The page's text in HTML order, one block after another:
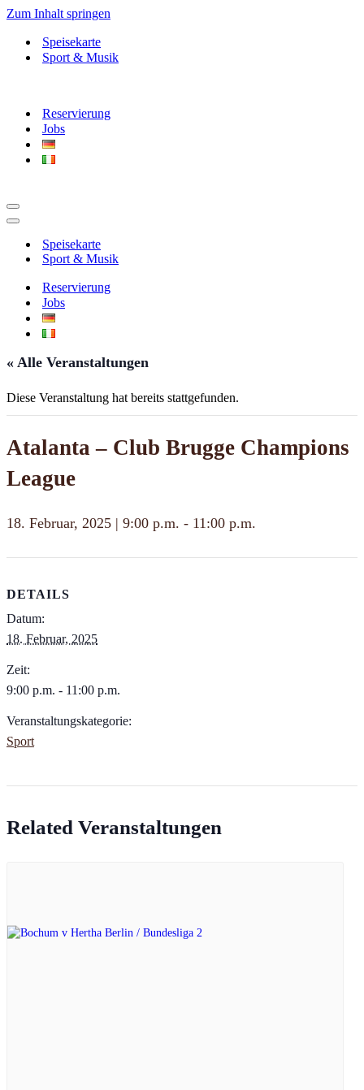
Zum Inhalt springen
Speisekarte
Sport & Musik
Reservierung
Jobs
Navigationsmenü
Navigationsmenü
Speisekarte
Sport & Musik
Reservierung
Jobs
« Alle Veranstaltungen
Diese Veranstaltung hat bereits stattgefunden.
Atalanta – Club Brugge Champions
League
18. Februar, 2025 | 9:00 p.m. - 11:00 p.m.
DETAILS
Datum:
18. Februar, 2025
Zeit:
9:00 p.m. - 11:00 p.m.
Veranstaltungskategorie:
Sport
Related Veranstaltungen